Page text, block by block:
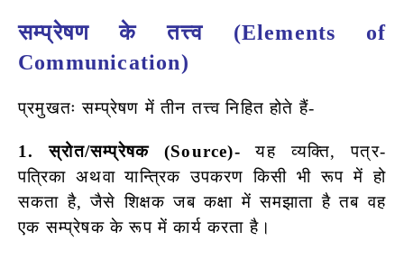
सम्प्रेषण के तत्त्व (Elements of
Communication)
प्रमुखतः सम्प्रेषण में तीन तत्त्व निहित होते हैं-
1. स्रोत/सम्प्रेषक (Source)- यह व्यक्ति, पत्र-
पत्रिका अथवा यान्त्रिक उपकरणकिसी भी रूप में हो
सकता है, जैसे शिक्षक जब कक्षा में समझाता है तबवह
एक सम्प्रेषक के रूप में कार्य करता है।